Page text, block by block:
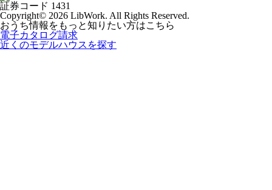
証券コード 1431
Copyright© 2026 LibWork. All Rights Reserved.
おうち情報をもっと知りたい方はこちら
電子カタログ請求
近くのモデルハウスを探す